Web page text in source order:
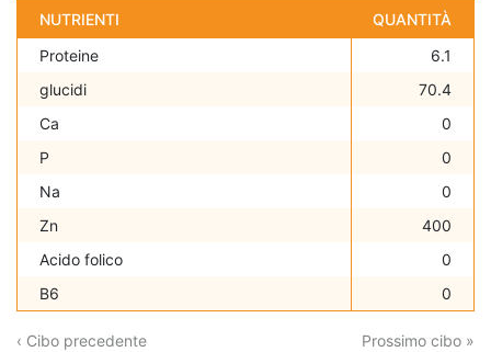
NUTRIENTI
QUANTITÀ
Proteine
6.1
glucidi
70.4
Ca
0
P
0
Na
0
Zn
400
Acido folico
0
B6
0
‹ Cibo precedente Prossimo cibo »